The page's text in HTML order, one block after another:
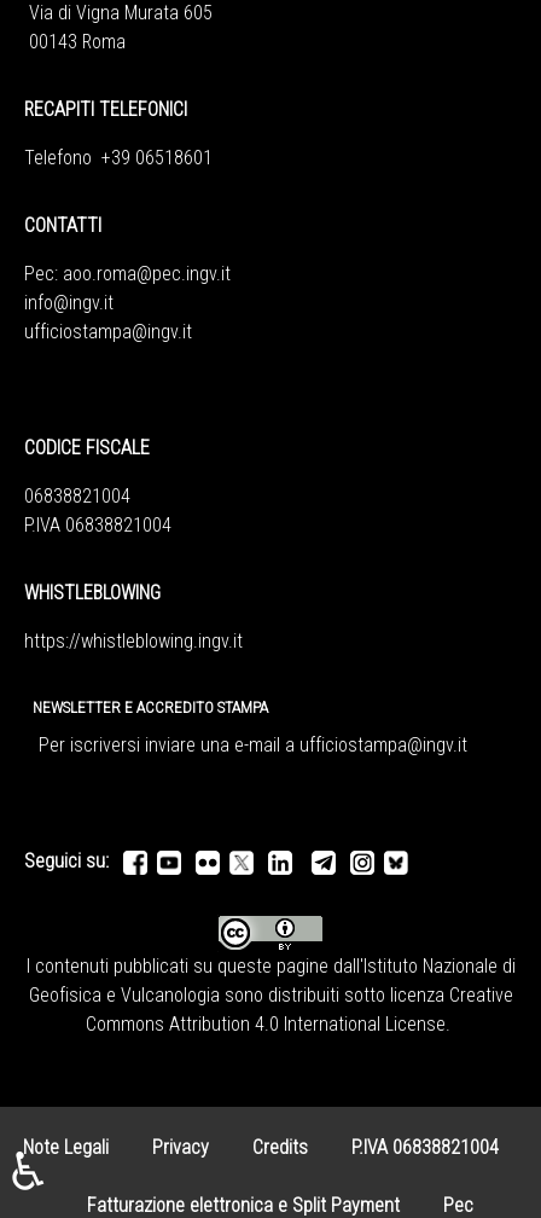
Via di Vigna Murata 605
00143 Roma
RECAPITI TELEFONICI
Telefono +39 06518601
CONTATTI
Pec: aoo.roma@pec.ingv.it
info@ingv.it
ufficiostampa@ingv.it
CODICE FISCALE
06838821004
P.IVA 06838821004
WHISTLEBLOWING
https://whistleblowing.ingv.it
NEWSLETTER E ACCREDITO STAMPA
Per iscriversi inviare una e-mail a ufficiostampa@ingv.it
Seguici su:
I contenuti pubblicati su queste pagine dall'Istituto Nazionale di
Geofisica e Vulcanologia sono distribuiti sotto licenza Creative
Commons Attribution 4.0 International License.
Note Legali Privacy Credits P.IVA 06838821004
Fatturazione elettronica e Split Payment Pec